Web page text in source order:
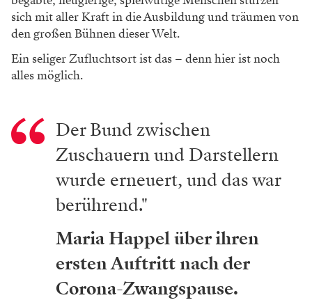
sich mit aller Kraft in die Ausbildung und träumen von
den großen Bühnen dieser Welt.
Ein seliger Zufluchtsort ist das – denn hier ist noch
alles möglich.
Der Bund zwischen
Zuschauern und Darstellern
wurde erneuert, und das war
berührend."
Maria Happel über ihren
ersten Auftritt nach der
Corona-Zwangspause.